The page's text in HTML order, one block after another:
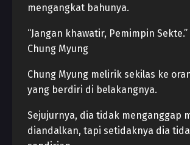
mengangkat bahunya.
“Jangan khawatir, Pemimpin
Chung Myung
Chung Myung melirik sekilas ke
yang berdiri di belakangnya.
Sejujurnya, dia tidak menganggap
diandalkan, tapi setidaknya dia